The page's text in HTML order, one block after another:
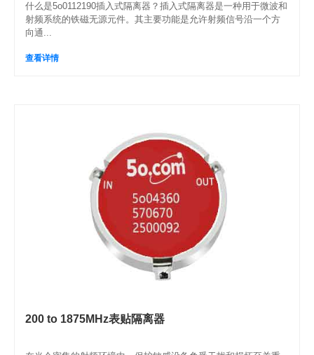
什么是5o0112190插入式隔离器？插入式隔离器是一种用于微波和
射频系统的铁磁无源元件。其主要功能是允许射频信号沿一个方
向通...
查看详情
200 to 1875MHz表贴隔离器